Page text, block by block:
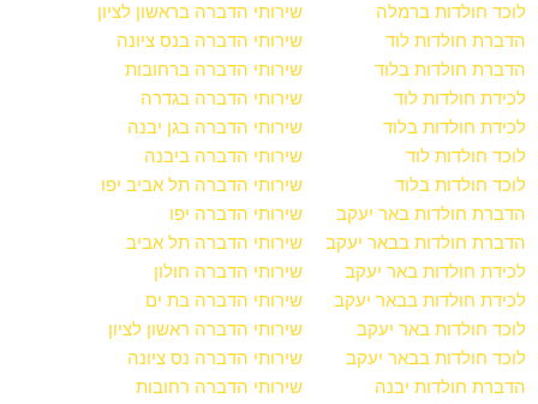
לוכד חולדות ברמלה
הדברת חולדות לוד
הדברת חולדות בלוד
לכידת חולדות לוד
לכידת חולדות בלוד
לוכד חולדות לוד
לוכד חולדות בלוד
הדברת חולדות באר יעקב
הדברת חולדות בבאר יעקב
לכידת חולדות באר יעקב
לכידת חולדות בבאר יעקב
לוכד חולדות באר יעקב
לוכד חולדות בבאר יעקב
הדברת חולדות יבנה
שירותי הדברה בראשון לציון
שירותי הדברה בנס ציונה
שירותי הדברה ברחובות
שירותי הדברה בגדרה
שירותי הדברה בגן יבנה
שירותי הדברה ביבנה
שירותי הדברה תל אביב יפו
שירותי הדברה יפו
שירותי הדברה תל אביב
שירותי הדברה חולון
שירותי הדברה בת ים
שירותי הדברה ראשון לציון
שירותי הדברה נס ציונה
שירותי הדברה רחובות